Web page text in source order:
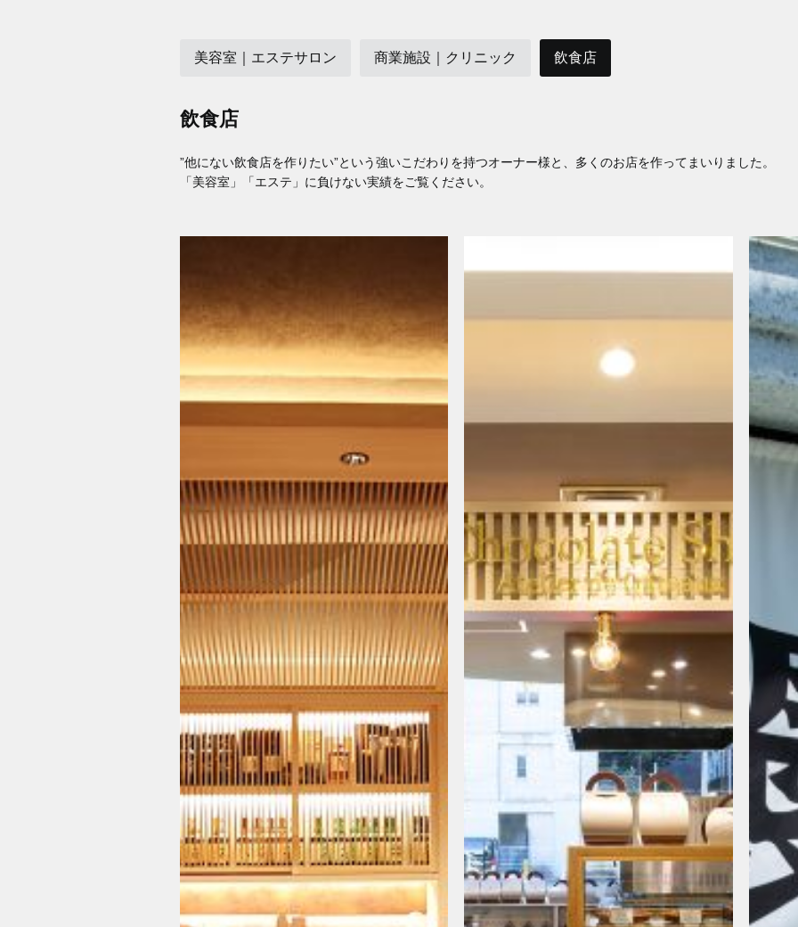
美容室｜エステサロン 商業施設｜クリニック 飲食店
飲食店
”他にない飲食店を作りたい”という強いこだわりを持つオーナー様と、多くのお店を作ってまいりました。
「美容室」「エステ」に負けない実績をご覧ください。